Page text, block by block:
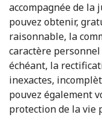
accompagnée de
pouvez obtenir,
raisonnable, la
caractère
échéant, la
inexactes,
pouvez également
protection de la vie